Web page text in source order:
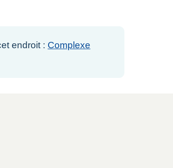
endroit : Complexe